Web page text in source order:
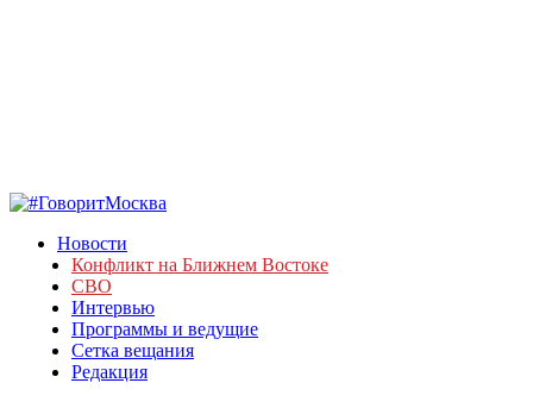
Новости
Конфликт на Ближнем Востоке
СВО
Интервью
Программы и ведущие
Сетка вещания
Редакция